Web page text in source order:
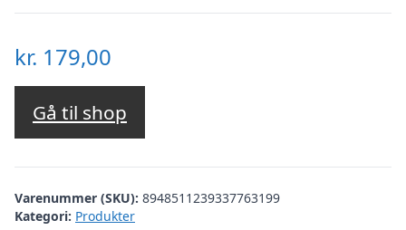
kr. 179,00
Gå til shop
Varenummer (SKU): 8948511239337763199
Kategori: Produkter